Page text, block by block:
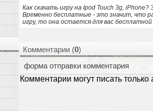
Как скачать игру на Ipod Touch 3g,
Временно бесплатные - это значит, что
игру, то она остается для вас бесплатной
Комментарии (0)
форма отправки комментария
Комментарии могут писать